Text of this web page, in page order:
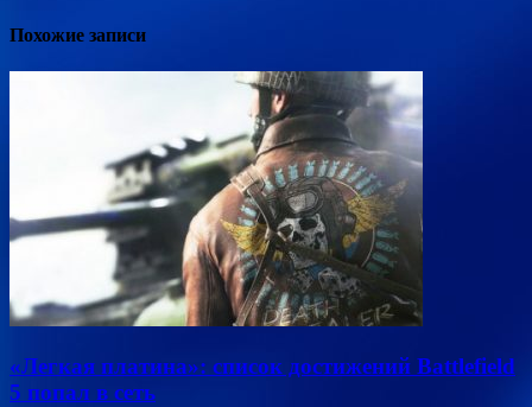
Похожие записи
«Легкая платина»: список достижений Battlefield
5 попал в сеть